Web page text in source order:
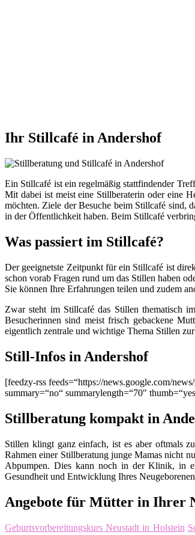
Ihr Stillcafé in Andershof
Ein Stillcafé ist ein regelmäßig stattfindender
Mit dabei ist meist eine Stillberaterin oder eine
möchten. Ziele der Besuche beim Stillcafé sind,
in der Öffentlichkeit haben. Beim Stillcafé
Was passiert im Stillcafé?
Der geeignetste Zeitpunkt für ein Stillcafé ist
schon vorab Fragen rund um das Stillen haben
Sie können Ihre Erfahrungen teilen und zudem
Zwar steht im Stillcafé das Stillen thematisch
Besucherinnen sind meist frisch gebackene
eigentlich zentrale und wichtige Thema Stillen
Still-Infos in Andershof
[feedzy-rss feeds=“https://news.google.com/
summary=“no“ summarylength=“70″
Stillberatung kompakt in
Stillen klingt ganz einfach, ist es aber oftmals
Rahmen einer Stillberatung junge Mamas nicht
Abpumpen. Dies kann noch in der Klinik, in
Gesundheit und Entwicklung Ihres
Angebote für Mütter in Ihrer
Geburtsvorbereitungskurs Neustadt in Holstein